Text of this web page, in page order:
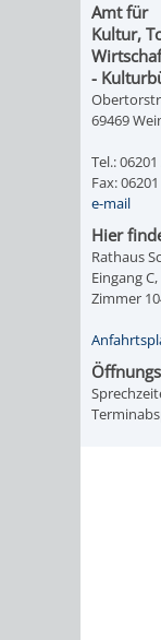
Amt für
Kultur,
-
69469
Tel.:
Fax:
e-mail
Hier
Rathaus
Eingang C,
Zimmer